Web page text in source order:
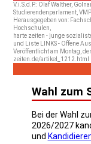
V.i.S.d.P.: Olaf Walther,
Studierendenparlament,
Herausgegeben von:
Hochschulen,
harte zeiten - junge
und Liste LINKS - Offene
Veröffentlicht am Montag,
zeiten.de/artikel_1212.html
Wahl zum
Bei der Wahl
2026/2027
und